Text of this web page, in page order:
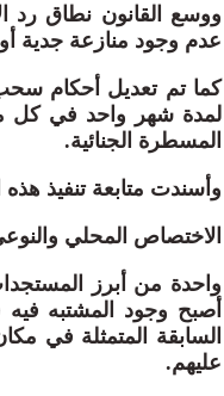
ووسع القانون نطاق رد
عدم وجود منازعة جدية أو
كما تم تعديل أحكام
المسطرة الجنائية.
وأسندت متابعة تنفيذ هذه
الاختصاص المحلي
واحدة من أبرز
أصبح وجود المشتبه
السابقة المتمثلة في
عليهم.